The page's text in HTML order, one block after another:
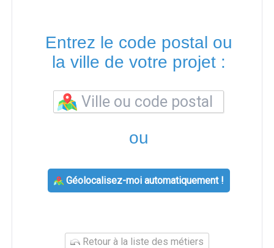
Entrez le code postal ou
la ville de votre projet :
ou
Géolocalisez-moi automatiquement !
Retour à la liste des métiers